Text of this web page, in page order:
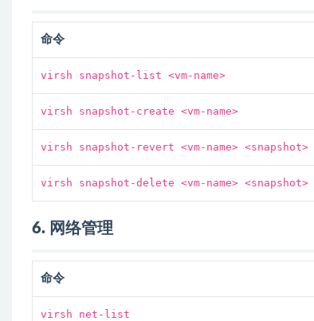
命令
virsh snapshot-list <vm-name>
virsh snapshot-create <vm-name>
virsh snapshot-revert <vm-name> <snapshot>
virsh snapshot-delete <vm-name> <snapshot>
6. 网络管理
命令
virsh net-list